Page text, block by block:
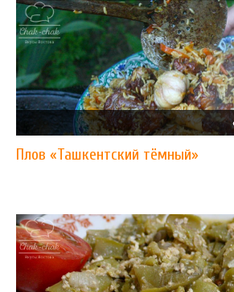
Плов «Ташкентский тёмный»